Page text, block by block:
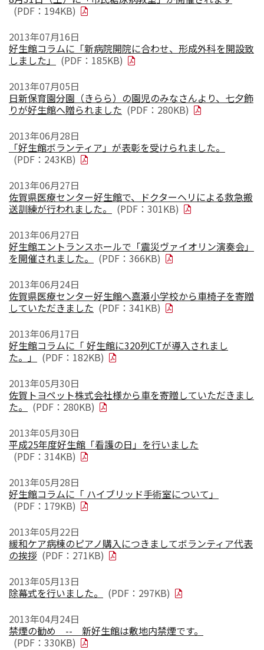
(PDF：194KB)
2013年07月16日
好生館コラムに「新病院開院に合わせ、形成外科を開設致
しました」
(PDF：185KB)
2013年07月05日
日新保育園分園（きらら）の園児のみなさんより、七夕飾
りが好生館へ贈られました (PDF：280KB)
2013年06月28日
「好生館ボランティア」が表彰を受けられました。
(PDF：243KB)
2013年06月27日
佐賀県医療センター好生館で、ドクターヘリによる救急搬
送訓練が行われました。
(PDF：301KB)
2013年06月27日
好生館エントランスホールで「震災ヴァイオリン演奏会」
を開催されました。
(PDF：366KB)
2013年06月24日
佐賀県医療センター好生館へ嘉瀬小学校から車椅子を寄贈
していただきました (PDF：341KB)
2013年06月17日
好生館コラムに「 好生館に320列CTが導入されまし
た。」
(PDF：182KB)
2013年05月30日
佐賀トヨペット株式会社様から車を寄贈していただきまし
た。
(PDF：280KB)
2013年05月30日
平成25年度好生館「看護の日」を行いました
(PDF：314KB)
2013年05月28日
好生館コラムに「 ハイブリッド手術室について」
(PDF：179KB)
2013年05月22日
緩和ケア病棟のピアノ購入につきましてボランティア代表
の挨拶 (PDF：271KB)
2013年05月13日
除幕式を行いました。
(PDF：297KB)
2013年04月24日
禁煙の勧め -- 新好生館は敷地内禁煙です。
(PDF：330KB)